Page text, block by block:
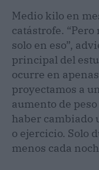
Medio kilo en
catástrofe.
solo en eso”,
principal del
ocurre en
proyectamos a
aumento de
haber cambiado
o ejercicio. Solo
menos cada